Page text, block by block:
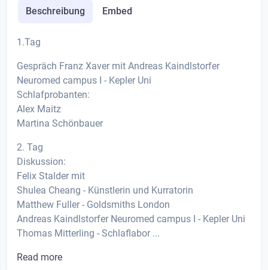
Beschreibung Embed
1.Tag
Gespräch Franz Xaver mit Andreas Kaindlstorfer
Neuromed campus I - Kepler Uni
Schlafprobanten:
Alex Maitz
Martina Schönbauer
2. Tag
Diskussion:
Felix Stalder mit
Shulea Cheang - Künstlerin und Kurratorin
Matthew Fuller - Goldsmiths London
Andreas Kaindlstorfer Neuromed campus I - Kepler Uni
Thomas Mitterling - Schlaflabor ...
Read more